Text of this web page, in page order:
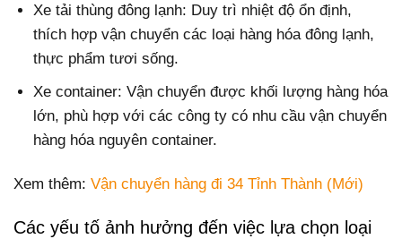
Xe tải thùng đông lạnh: Duy trì nhiệt độ ổn định,
thích hợp vận chuyển các loại hàng hóa đông lạnh,
thực phẩm tươi sống.
Xe container: Vận chuyển được khối lượng hàng hóa
lớn, phù hợp với các công ty có nhu cầu vận chuyển
hàng hóa nguyên container.
Xem thêm: Vận chuyển hàng đi 34 Tỉnh Thành (Mới)
Các yếu tố ảnh hưởng đến việc lựa chọn loại